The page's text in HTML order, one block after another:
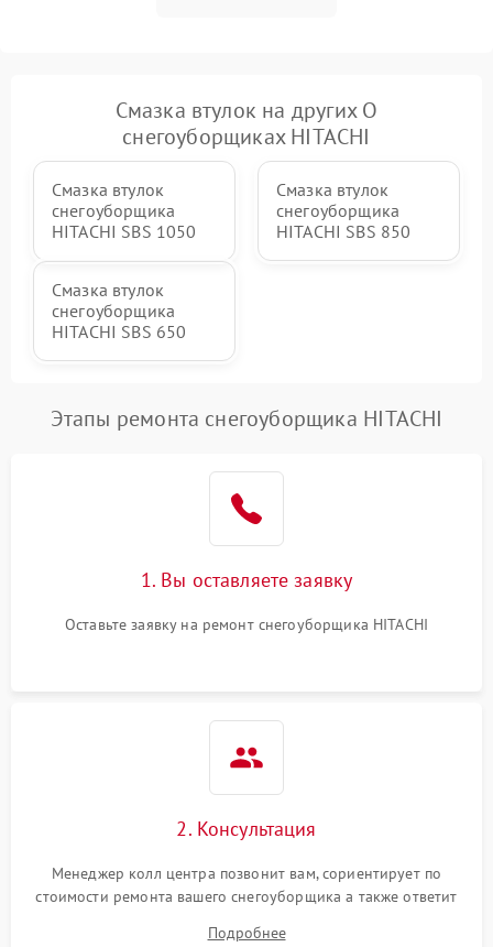
Неисправность системы
регулировки высоты
1000 ₽ Подробнее →
Смазка втулок на других О
снегоуборщиках HITACHI
Смазка втулок
снегоуборщика
HITACHI SBS 1050
Смазка втулок
снегоуборщика
HITACHI SBS 850
Смазка втулок
снегоуборщика
HITACHI SBS 650
Этапы ремонта снегоуборщика HITACHI
1. Вы оставляете заявку
Оставьте заявку на ремонт снегоуборщика HITACHI
2. Консультация
Менеджер колл центра позвонит вам, сориентирует по
стоимости ремонта вашего снегоуборщика а также ответит
Подробнее